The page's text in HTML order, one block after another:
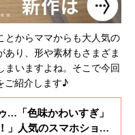
とからママからも大人気の
あり、形や素材もさまざま
まいますよね。そこで今回
ご紹介します♪
…「色味かわいすぎ」
」人気のスマホショル